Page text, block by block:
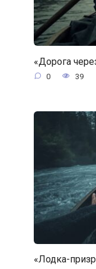
«Дорога
0 39
«Лодка-